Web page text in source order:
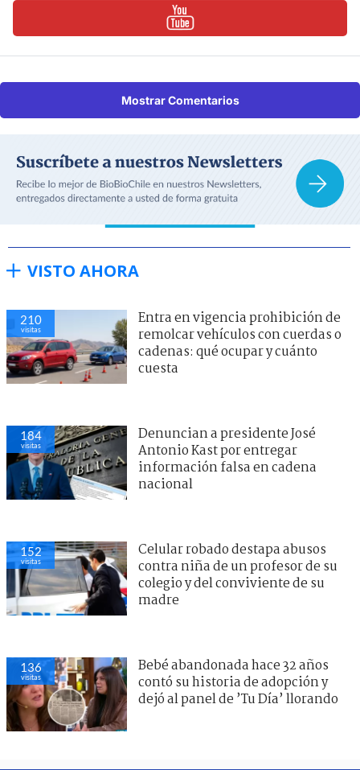
Mostrar Comentarios
VISTO AHORA
210
visitas
Entra en vigencia prohibición de
remolcar vehículos con cuerdas o
cadenas: qué ocupar y cuánto
cuesta
184
visitas
Denuncian a presidente José
Antonio Kast por entregar
información falsa en cadena
nacional
152
visitas
Celular robado destapa abusos
contra niña de un profesor de su
colegio y del conviviente de su
madre
136
visitas
Bebé abandonada hace 32 años
contó su historia de adopción y
dejó al panel de ’Tu Día’ llorando